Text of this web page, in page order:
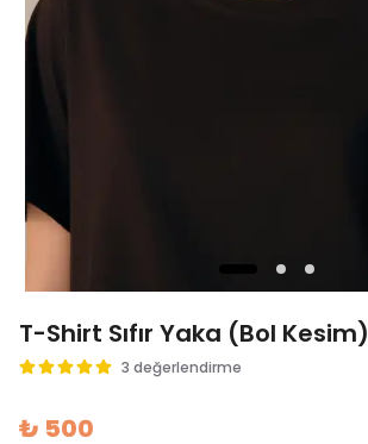
T-Shirt Sıfır Yaka (Bol Kesim)
3 değerlendirme
₺ 500